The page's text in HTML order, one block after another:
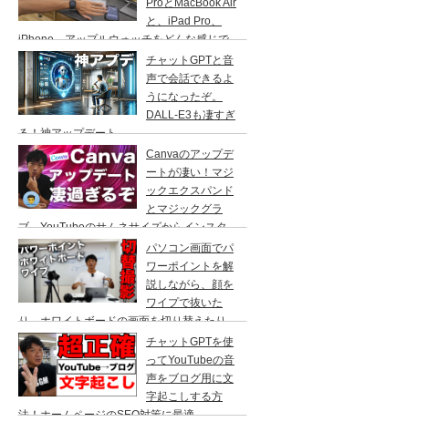
ProとMacBook Air
と、iPad Pro、
iPhone、アップルウォッチをどんな感じで
使って仕事をしているのかをご紹介！Macで
普段使っているアプリも
チャットGPTと音
声で会話できるよ
うになったぞ。
DALL-E3も凄すぎ
る！神アップデート
Canvaのアップデ
ートが凄い！マジ
ックエクスパンド
とマジックグラ
ブ、YouTubeのサムネサイズからインスタ
グラムの正方形へ、人物を自動で切り抜いて
動かす事ができる、やり方を解説。
パソコン画面でパ
ワーポイントを解
説しながら、顔を
ワイプで抜いた
り、ホワイトボードの画面を切り替えたり
MacBook Pro×スイッチャーで自由自在に切
替撮影！
チャットGPTを使
ってYouTubeの音
声をブログ用に文
字起こしする方
法！ホームページのSEO対策に最適